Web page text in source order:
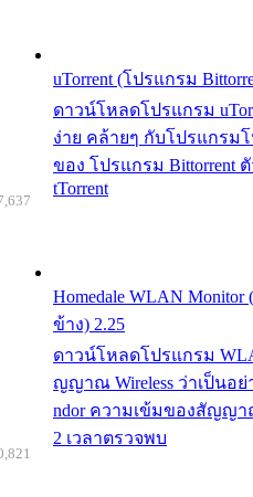
uTorrent (โปรแกรม
ดาวน์โหลดโปรแกรม
ง่าย คล้ายๆ กับโปรแกรม
ของ โปรแกรม Bittorrent
tTorrent
Homedale WLAN
ข้าง) 2.25
ดาวน์โหลดโปรแกรม
ญญาณ Wireless ว่าเป็นอย่
ndor ความเข้มของสัญญา
2 เวลาตรวจพบ